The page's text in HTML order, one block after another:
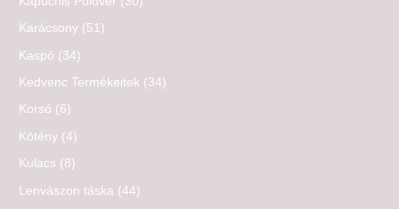
Karácsony (51)
Kaspó (34)
Kedvenc Termékeitek (34)
Korsó (6)
Kötény (4)
Kulacs (8)
Lenvászon táska (44)